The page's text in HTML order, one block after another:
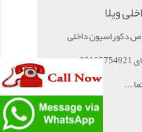
ویلا
دکوراسیون داخلی